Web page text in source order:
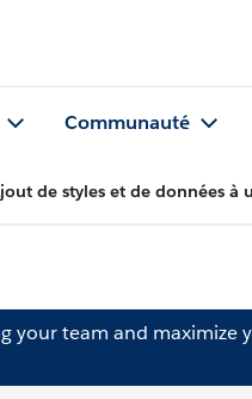
Communauté
de styles et de données à
your team and maximize